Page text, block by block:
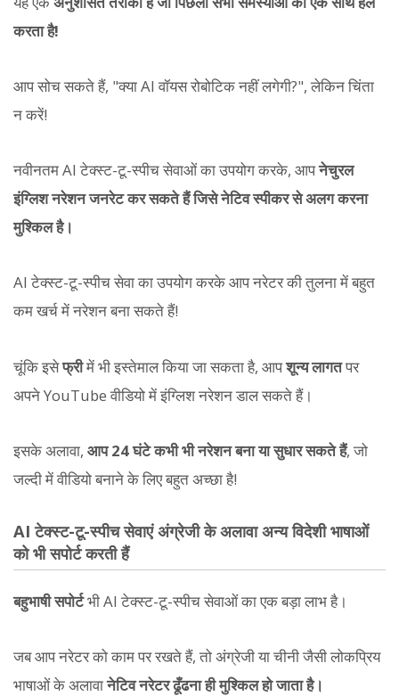
करता है!
आप सोच सकते हैं, "क्या AI वॉयस रोबोटिक नहीं लगेगी?", लेकिन चिंता
न करें!
नवीनतम AI टेक्स्ट-टू-स्पीच सेवाओं का उपयोग करके, आपनेचुरल
इंग्लिश नरेशन जनरेट कर सकते हैं जिसे नेटिव स्पीकर से अलग करना
मुश्किल है।
AI टेक्स्ट-टू-स्पीच सेवा का उपयोग करके आप नरेटर की तुलना में बहुत
कम खर्च में नरेशन बना सकते हैं!
चूंकि इसेफ्रीमें भी इस्तेमाल किया जा सकता है, आपशून्य लागतपर
अपने YouTube वीडियो में इंग्लिश नरेशन डाल सकते हैं।
इसके अलावा, आप 24 घंटे कभी भी नरेशन बना या सुधार सकते हैं, जो
जल्दी में वीडियो बनाने के लिए बहुत अच्छा है!
AI टेक्स्ट-टू-स्पीच सेवाएं अंग्रेजी के अलावा अन्य विदेशी भाषाओं
को भी सपोर्ट करती हैं
बहुभाषी सपोर्टभी AI टेक्स्ट-टू-स्पीच सेवाओं का एक बड़ा लाभ है।
जब आप नरेटर को काम पर रखते हैं, तो अंग्रेजी या चीनी जैसी लोकप्रिय
भाषाओं के अलावानेटिव नरेटर ढूँढना ही मुश्किल हो जाता है।